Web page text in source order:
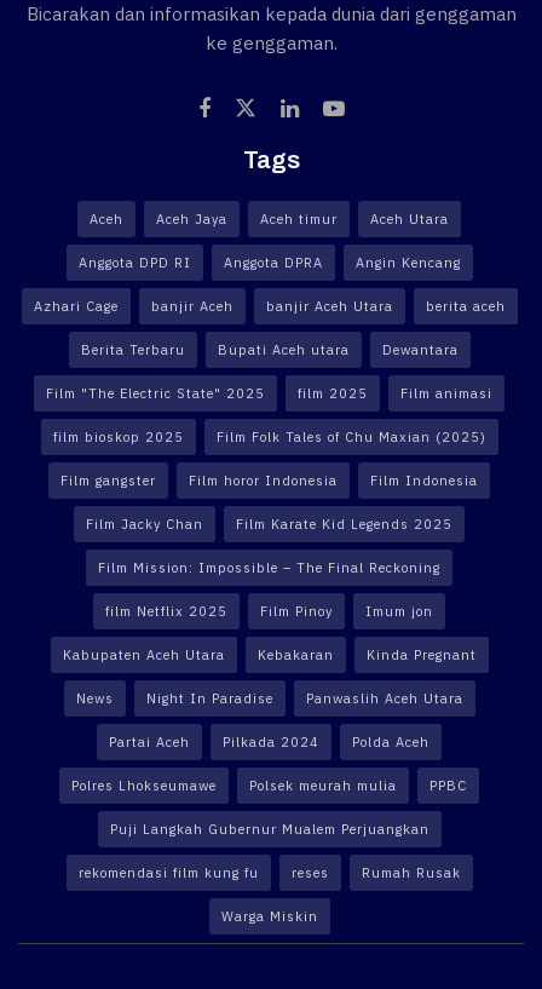
Bicarakan dan informasikan kepada dunia dari genggaman
ke genggaman.
Tags
Aceh Aceh Jaya Aceh timur Aceh Utara
Anggota DPD RI Anggota DPRA Angin Kencang
Azhari Cage banjir Aceh banjir Aceh Utara berita aceh
Berita Terbaru Bupati Aceh utara Dewantara
Film "The Electric State" 2025 film 2025 Film animasi
film bioskop 2025 Film Folk Tales of Chu Maxian (2025)
Film gangster Film horor Indonesia Film Indonesia
Film Jacky Chan Film Karate Kid Legends 2025
Film Mission: Impossible – The Final Reckoning
film Netflix 2025 Film Pinoy Imum jon
Kabupaten Aceh Utara Kebakaran Kinda Pregnant
News Night In Paradise Panwaslih Aceh Utara
Partai Aceh Pilkada 2024 Polda Aceh
Polres Lhokseumawe Polsek meurah mulia PPBC
Puji Langkah Gubernur Mualem Perjuangkan
rekomendasi film kung fu reses Rumah Rusak
Warga Miskin